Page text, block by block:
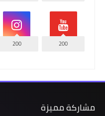
200
200
مشاركة مميزة